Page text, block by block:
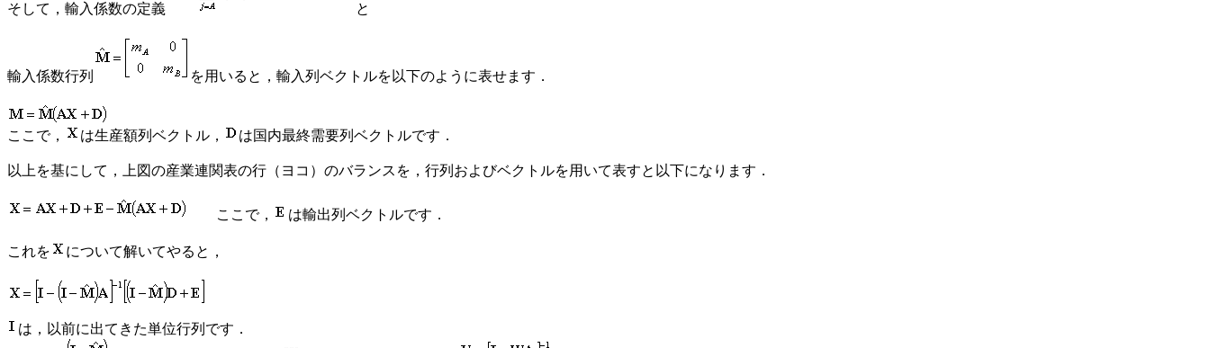
そして，輸入係数の定義 と
輸入係数行列 を用いると，輸入列ベクトルを以下のように表せます．
ここで， は生産額列ベクトル， は国内最終需要列ベクトルです．
以上を基にして，上図の産業連関表の行（ヨコ）のバランスを，行列およびベクトルを用いて表すと以下になります．
ここで， は輸出列ベクトルです．
これを について解いてやると，
は，以前に出てきた単位行列です．